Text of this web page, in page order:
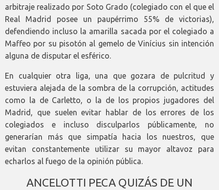
arbitraje realizado por Soto Grado (colegiado con el que el
Real Madrid posee un paupérrimo 55% de victorias),
defendiendo incluso la amarilla sacada por el colegiado a
Maffeo por su pisotón al gemelo de Vinícius sin intención
alguna de disputar el esférico.
En cualquier otra liga, una que gozara de pulcritud y
estuviera alejada de la sombra de la corrupción, actitudes
como la de Carletto, o la de los propios jugadores del
Madrid, que suelen evitar hablar de los errores de los
colegiados e incluso disculparlos públicamente, no
generarían más que simpatía hacia los nuestros, que
evitan constantemente utilizar su mayor altavoz para
echarlos al fuego de la opinión pública.
ANCELOTTI PECA QUIZÁS DE UN